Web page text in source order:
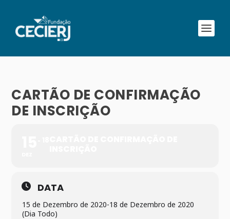
CARTÃO DE CONFIRMAÇÃO
DE INSCRIÇÃO
DATA
15 de Dezembro de 2020-18 de Dezembro de 2020
(Dia Todo)